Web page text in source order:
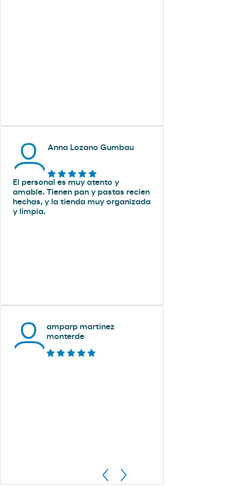
Anna Lozano Gumbau
El personal es muy atento y
amable. Tienen pan y pastas recien
hechas, y la tienda muy organizada
y limpia.
amparp martinez
monterde